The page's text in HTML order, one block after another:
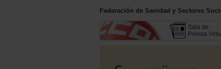
Federación de Sanidad y Sectores
Sala de
Prensa